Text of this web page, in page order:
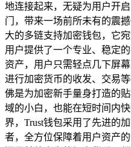
地连接起来，无疑为用户开
门，带来一场前所未有的震
大的多链支持加密钱包，它
用户提供了一个专业、稳定
资产，用户只需轻点几下屏
进行加密货币的收发、交易
佛是为加密新手量身打造的
域的小白，也能在短时间内
界，Trust钱包采用了先进的
者，全方位保障着用户资产